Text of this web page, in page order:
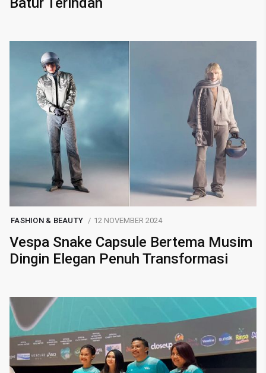
FASHION & BEAUTY 12 NOVEMBER 2024
Vespa Snake Capsule Bertema Musim
Dingin Elegan Penuh Transformasi